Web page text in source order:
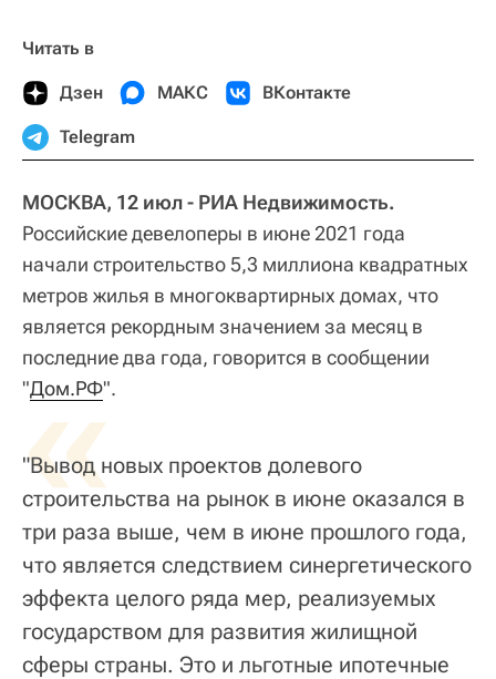
Читать в
Дзен МАКС ВКонтакте
Telegram
МОСКВА, 12 июл - РИА Недвижимость.
Российские девелоперы в июне 2021 года
начали строительство 5,3 миллиона квадратных
метров жилья в многоквартирных домах, что
является рекордным значением за месяц в
последние два года, говорится в сообщении
"Дом.РФ".
«
"Вывод новых проектов долевого
строительства на рынок в июне оказался в
три раза выше, чем в июне прошлого года,
что является следствием синергетического
эффекта целого ряда мер, реализуемых
государством для развития жилищной
сферы страны. Это и льготные ипотечные